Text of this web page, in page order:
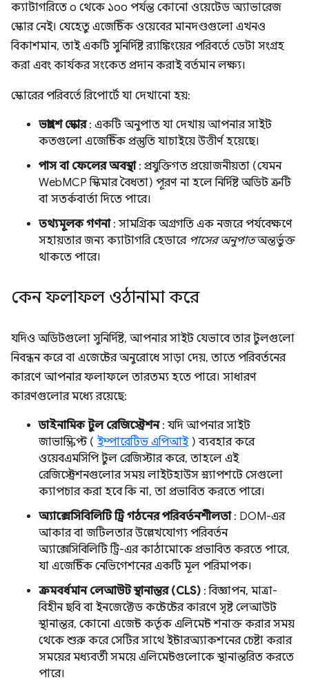
ক্যাটাগরিতে ০ থেকে ১০০ পর্যন্ত কোনো ওয়েটেড অ্যাভারেজ
স্কোর নেই। যেহেতু এজেন্টিক ওয়েবের মানদণ্ডগুলো এখনও
বিকাশমান, তাই একটি সুনির্দিষ্ট র‍্যাঙ্কিংয়ের পরিবর্তে ডেটা সংগ্রহ
করা এবং কার্যকর সংকেত প্রদান করাই বর্তমান লক্ষ্য।
স্কোরের পরিবর্তে রিপোর্টে যা দেখানো হয়:
ভগ্নাংশ স্কোর: একটি অনুপাত যা দেখায় আপনার সাইট
কতগুলো এজেন্টিক প্রস্তুতি যাচাইয়ে উত্তীর্ণ হয়েছে।
পাস বা ফেলের অবস্থা: প্রযুক্তিগত প্রয়োজনীয়তা (যেমন
WebMCP স্কিমার বৈধতা) পূরণ না হলে নির্দিষ্ট অডিট ত্রুটি
বা সতর্কবার্তা দিতে পারে।
তথ্যমূলক গণনা: সামগ্রিক অগ্রগতি এক নজরে পর্যবেক্ষণে
সহায়তার জন্য ক্যাটাগরি হেডারে পাসের অনুপাতঅন্তর্ভুক্ত
থাকতে পারে।
কেন ফলাফল ওঠানামা করে
যদিও অডিটগুলো সুনির্দিষ্ট, আপনার সাইট যেভাবে তার টুলগুলো
নিবন্ধন করে বা এজেন্টের অনুরোধে সাড়া দেয়, তাতে পরিবর্তনের
কারণে আপনার ফলাফলে তারতম্য হতে পারে। সাধারণ
কারণগুলোর মধ্যে রয়েছে:
ডাইনামিক টুল রেজিস্ট্রেশন: যদি আপনার সাইট
জাভাস্ক্রিপ্ট ( ইম্পারেটিভ এপিআই) ব্যবহার করে
ওয়েবএমসিপি টুল রেজিস্টার করে, তাহলে এই
রেজিস্ট্রেশনগুলোর সময় লাইটহাউস স্ন্যাপশটে সেগুলো
ক্যাপচার করা হবে কি না, তা প্রভাবিত করতে পারে।
অ্যাক্সেসিবিলিটি ট্রি গঠনের পরিবর্তনশীলতা: DOM-এর
আকার বা জটিলতার উল্লেখযোগ্য পরিবর্তন
অ্যাক্সেসিবিলিটি ট্রি-এর কাঠামোকে প্রভাবিত করতে পারে,
যা এজেন্টিক নেভিগেশনের একটি মূল পরিমাপক।
ক্রমবর্ধমান লেআউট স্থানান্তর (CLS) : বিজ্ঞাপন, মাত্রা-
বিহীন ছবি বা ইনজেক্টেড কন্টেন্টের কারণে সৃষ্ট লেআউট
স্থানান্তর, কোনো এজেন্ট কর্তৃক এলিমেন্ট শনাক্ত করার সময়
থেকে শুরু করে সেটির সাথে ইন্টারঅ্যাকশনের চেষ্টা করার
সময়ের মধ্যবর্তী সময়ে এলিমেন্টগুলোকে স্থানান্তরিত করতে
পারে।